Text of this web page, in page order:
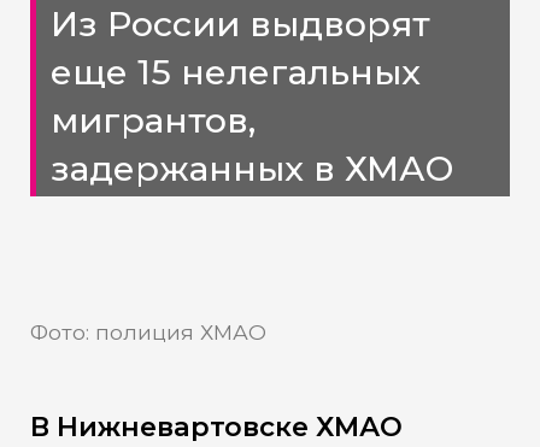
Из России выдворят
еще 15 нелегальных
мигрантов,
задержанных в ХМАО
Фото: полиция ХМАО
В Нижневартовске ХМАО